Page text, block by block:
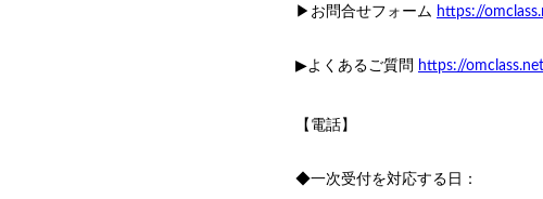
▶︎お問合せフォーム https://
▶︎よくあるご質問 https://
【電話】
◆一次受付を対応する日：